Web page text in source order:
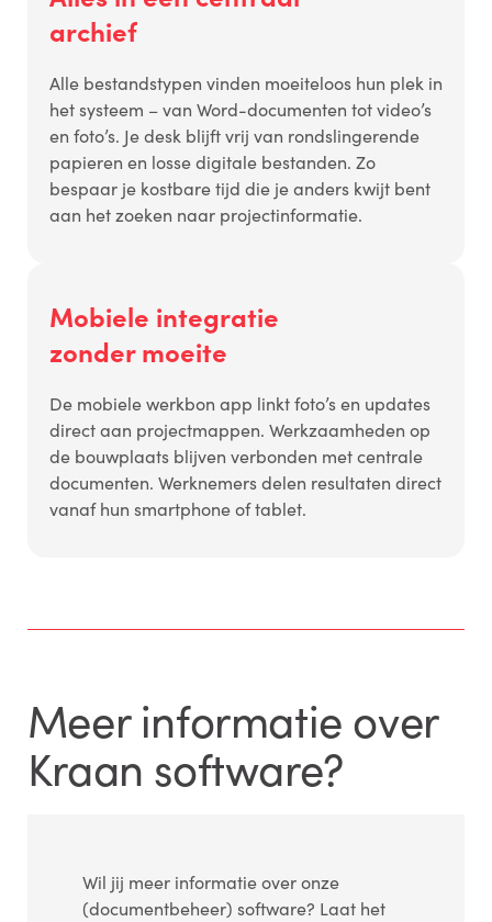
archief
Alle bestandstypen vinden moeiteloos hun plek in
het systeem – van Word-documenten tot video’s
en foto’s. Je desk blijft vrij van rondslingerende
papieren en losse digitale bestanden. Zo
bespaar je kostbare tijd die je anders kwijt bent
aan het zoeken naar projectinformatie.
Mobiele integratie
zonder moeite
De mobiele werkbon app linkt foto’s en updates
direct aan projectmappen. Werkzaamheden op
de bouwplaats blijven verbonden met centrale
documenten. Werknemers delen resultaten direct
vanaf hun smartphone of tablet.
Meer informatie over
Kraan software?
Wil jij meer informatie over onze
(documentbeheer) software? Laat het